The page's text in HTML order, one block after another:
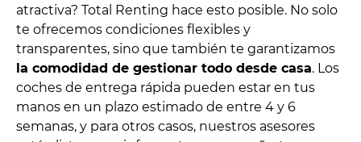
atractiva? Total Renting hace esto posible. No solo
te ofrecemos condiciones flexibles y
transparentes, sino que también te garantizamos
la comodidad de gestionar todo desde casa. Los
coches de entrega rápida pueden estar en tus
manos en un plazo estimado de entre 4 y 6
semanas, y para otros casos, nuestros asesores